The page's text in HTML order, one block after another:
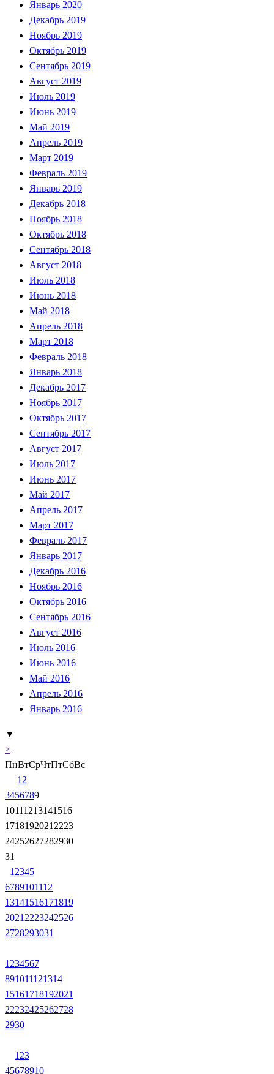
Январь 2020
Декабрь 2019
Ноябрь 2019
Октябрь 2019
Сентябрь 2019
Август 2019
Июль 2019
Июнь 2019
Май 2019
Апрель 2019
Март 2019
Февраль 2019
Январь 2019
Декабрь 2018
Ноябрь 2018
Октябрь 2018
Сентябрь 2018
Август 2018
Июль 2018
Июнь 2018
Май 2018
Апрель 2018
Март 2018
Февраль 2018
Январь 2018
Декабрь 2017
Ноябрь 2017
Октябрь 2017
Сентябрь 2017
Август 2017
Июль 2017
Июнь 2017
Май 2017
Апрель 2017
Март 2017
Февраль 2017
Январь 2017
Декабрь 2016
Ноябрь 2016
Октябрь 2016
Сентябрь 2016
Август 2016
Июль 2016
Июнь 2016
Май 2016
Апрель 2016
Январь 2016
▼
>
ПнВтСрЧтПтСбВс
1 2
3456789
10111213141516
1718192021 2223
24252627282930
31
1 2345
6789101112
13141516171819
2021 2223242526
2728293031
1 234567
891011121314
15161718192021
22232425262728
2930
1 23
45678910